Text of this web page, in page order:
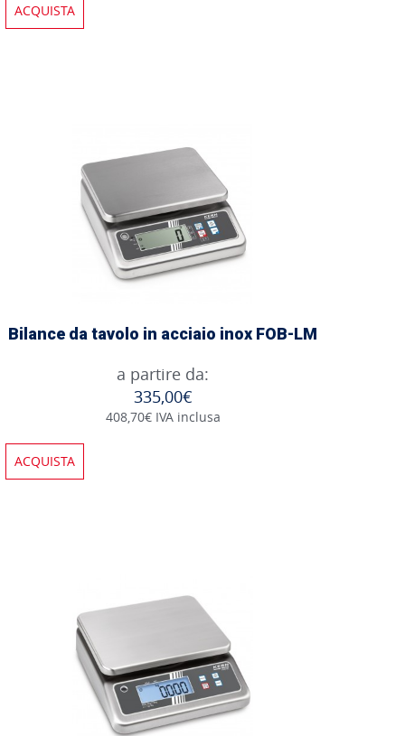
ACQUISTA
Bilance da tavolo in acciaio inox FOB-LM
a partire da:
335,00€
408,70€ IVA inclusa
ACQUISTA